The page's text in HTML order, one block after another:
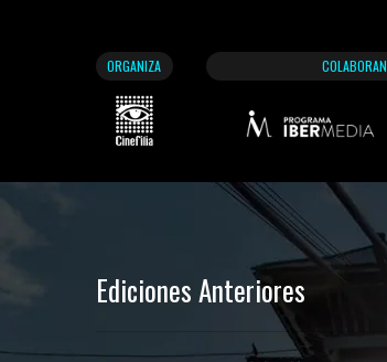
ORGANIZA COLABORAN
Ediciones Anteriores